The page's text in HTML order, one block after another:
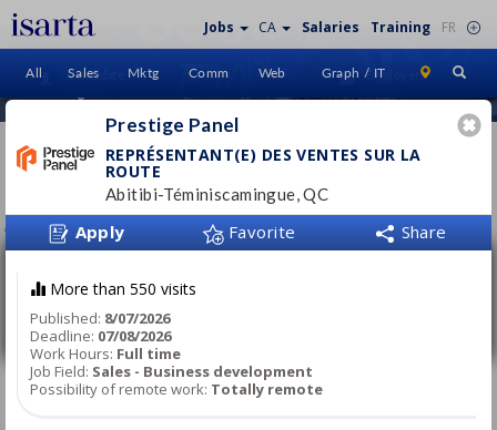
Jobs CA Salaries Training FR
Candidate
Employers
All Sales Mktg Comm Web Graph / IT
MARKETING MANAGER– Toronto
JOB OFFERS (0)
Prestige Panel
Abitibi-Téminiscamingue, QC
Full time
Représentant(e) des ventes sur la route
Prestige Panel
REPRÉSENTANT(E) DES VENTES SUR LA
ROUTE
Abitibi-Téminiscamingue, QC
Apply Favorite Share
More than 550 visits
Published: 8/07/2026
Deadline: 07/08/2026
Work Hours: Full time
Job Field: Sales - Business development
Possibility of remote work: Totally remote